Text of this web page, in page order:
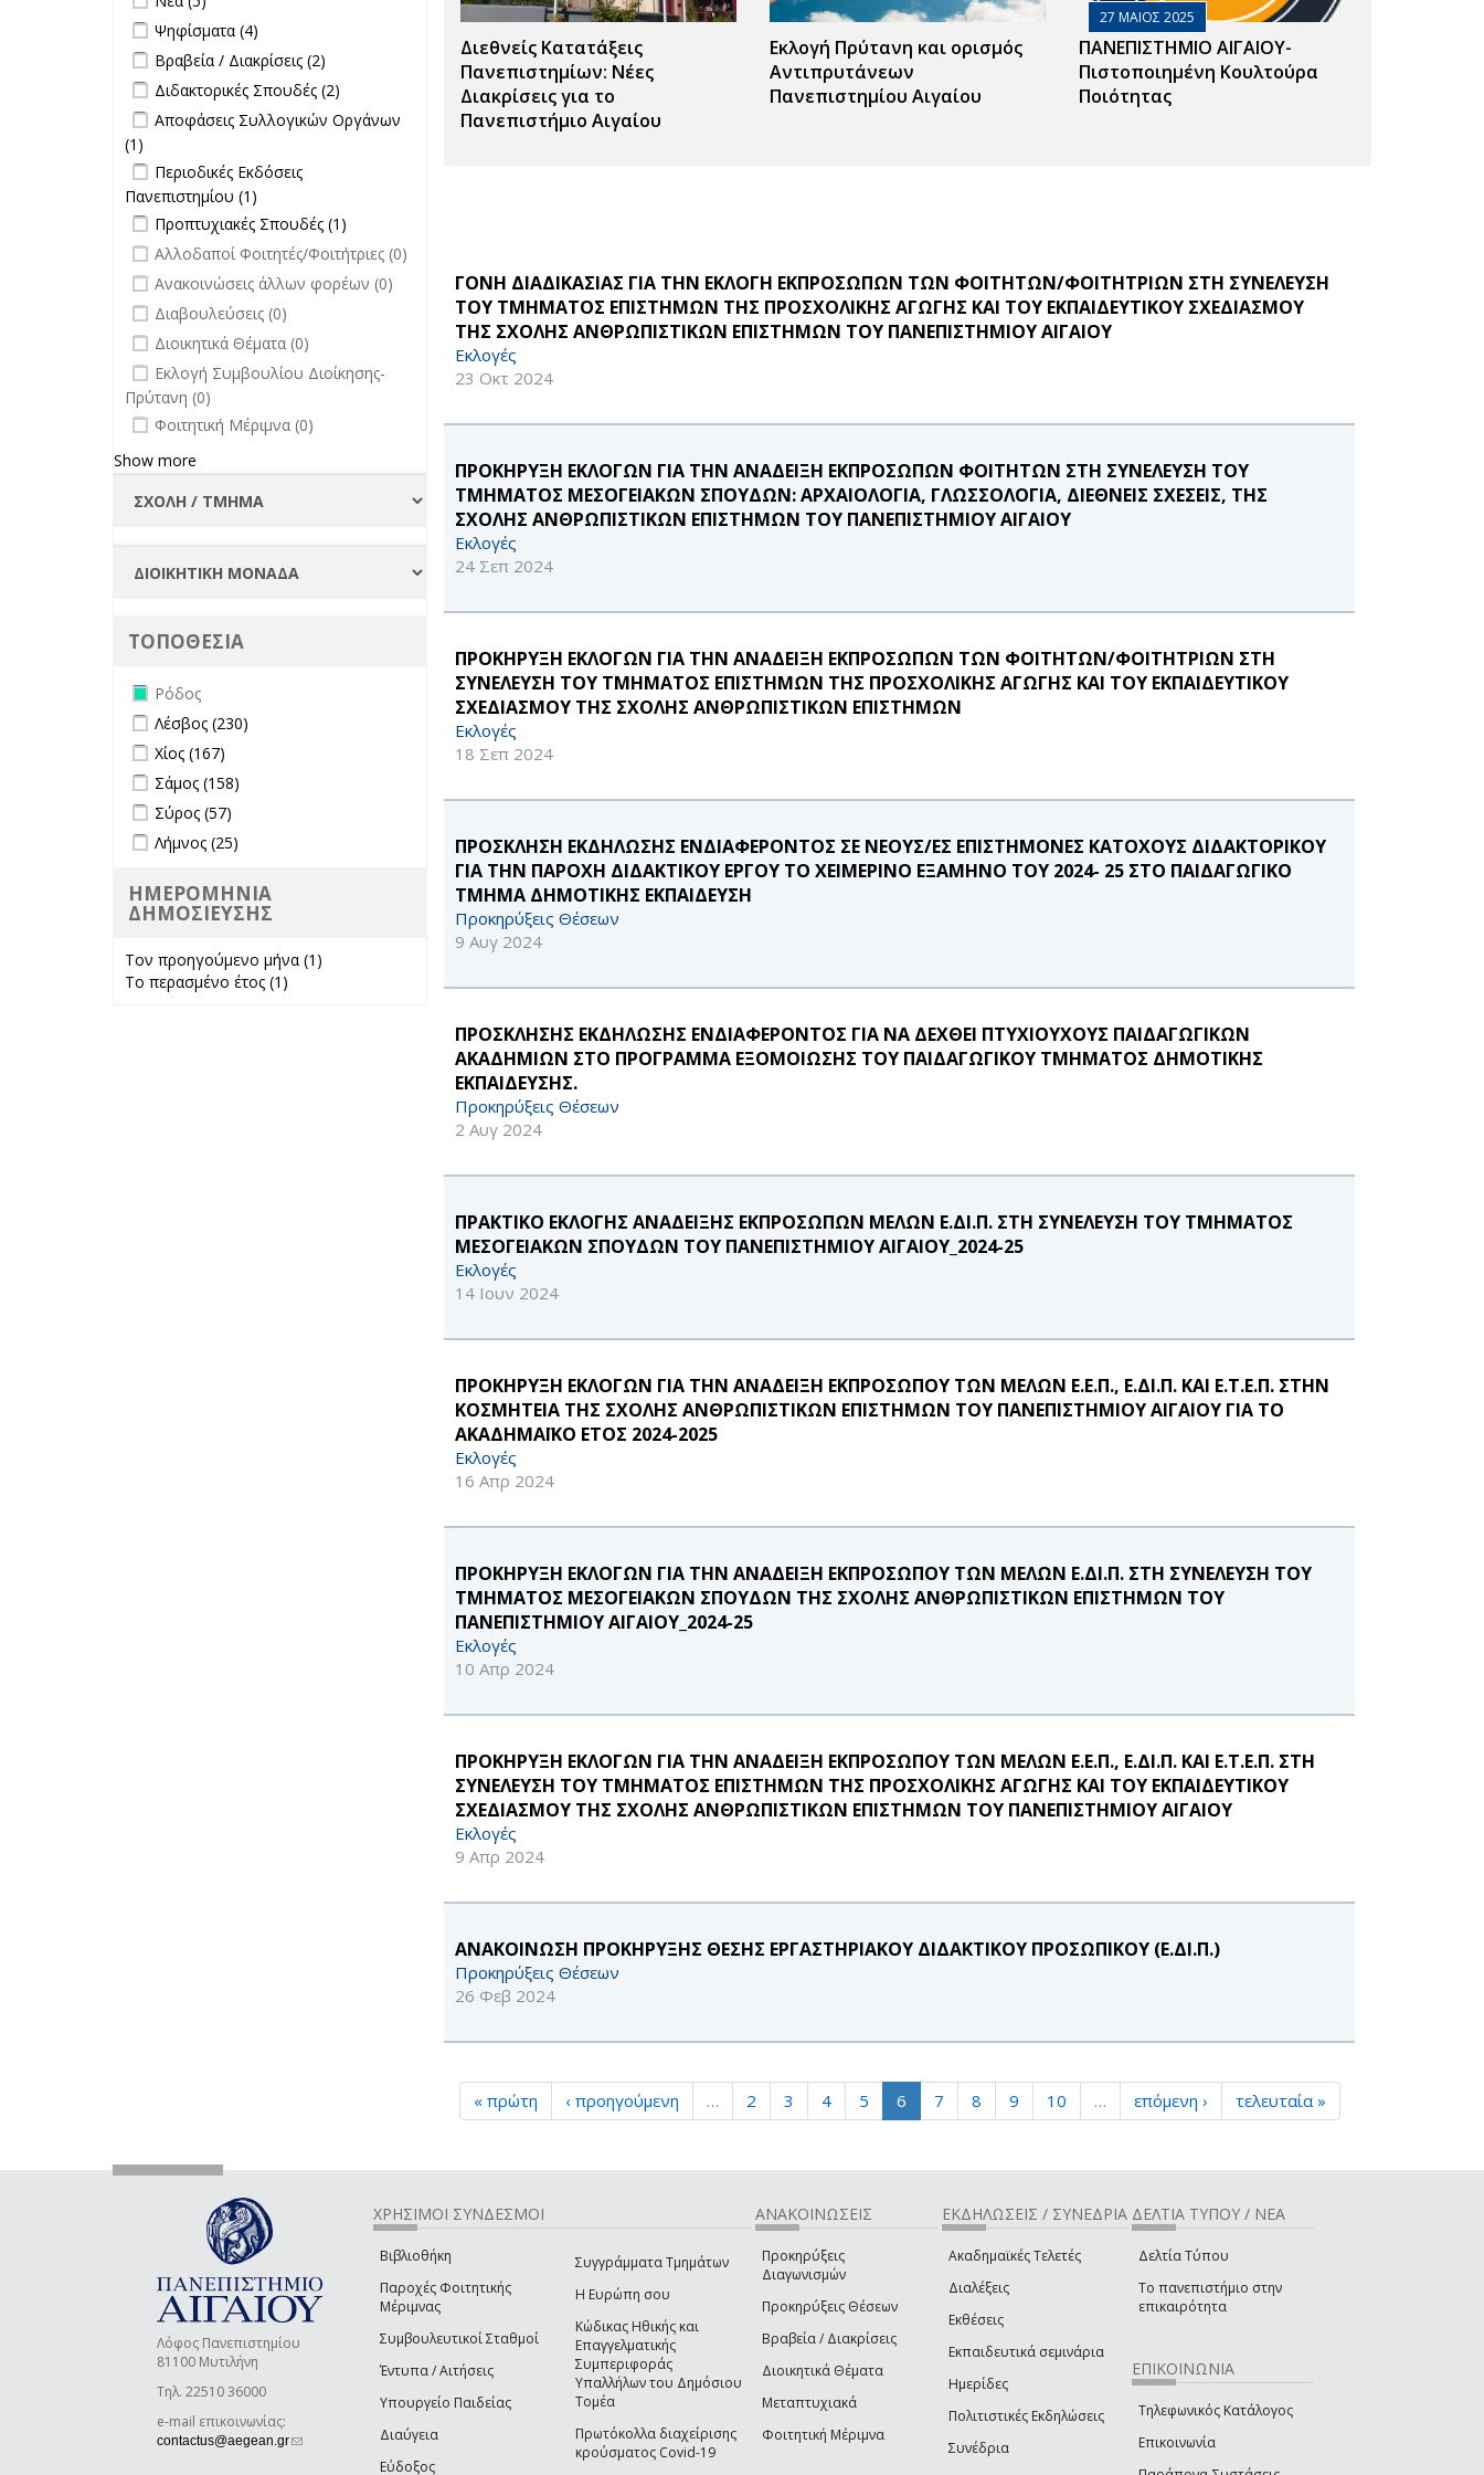
Διεθνείς Κατατάξεις
Πανεπιστημίων: Νέες
Διακρίσεις για το
Πανεπιστήμιο Αιγαίου
Εκλογή Πρύτανη και ορισμός
Αντιπρυτάνεων
Πανεπιστημίου Αιγαίου
27 ΜΑΙΟΣ 2025
ΠΑΝΕΠΙΣΤΗΜΙΟ ΑΙΓΑΙΟΥ-
Πιστοποιημένη Κουλτούρα
Ποιότητας
ΓΟΝΗ ΔΙΑΔΙΚΑΣΙΑΣ ΓΙΑ ΤΗΝ ΕΚΛΟΓΗ ΕΚΠΡΟΣΩΠΩΝ ΤΩΝ ΦΟΙΤΗΤΩΝ/ΦΟΙΤΗΤΡΙΩΝ ΣΤΗ ΣΥΝΕΛΕΥΣΗ
ΤΟΥ ΤΜΗΜΑΤΟΣ ΕΠΙΣΤΗΜΩΝ ΤΗΣ ΠΡΟΣΧΟΛΙΚΗΣ ΑΓΩΓΗΣ ΚΑΙ ΤΟΥ ΕΚΠΑΙΔΕΥΤΙΚΟΥ ΣΧΕΔΙΑΣΜΟΥ
ΤΗΣ ΣΧΟΛΗΣ ΑΝΘΡΩΠΙΣΤΙΚΩΝ ΕΠΙΣΤΗΜΩΝ ΤΟΥ ΠΑΝΕΠΙΣΤΗΜΙΟΥ ΑΙΓΑΙΟΥ
Εκλογές
23 Οκτ 2024
ΠΡΟΚΗΡΥΞΗ ΕΚΛΟΓΩΝ ΓΙΑ ΤΗΝ ΑΝΑΔΕΙΞΗ ΕΚΠΡΟΣΩΠΩΝ ΦΟΙΤΗΤΩΝ ΣΤΗ ΣΥΝΕΛΕΥΣΗ ΤΟΥ
ΤΜΗΜΑΤΟΣ ΜΕΣΟΓΕΙΑΚΩΝ ΣΠΟΥΔΩΝ: ΑΡΧΑΙΟΛΟΓΙΑ, ΓΛΩΣΣΟΛΟΓΙΑ, ΔΙΕΘΝΕΙΣ ΣΧΕΣΕΙΣ, ΤΗΣ
ΣΧΟΛΗΣ ΑΝΘΡΩΠΙΣΤΙΚΩΝ ΕΠΙΣΤΗΜΩΝ ΤΟΥ ΠΑΝΕΠΙΣΤΗΜΙΟΥ ΑΙΓΑΙΟΥ
Εκλογές
24 Σεπ 2024
ΠΡΟΚΗΡΥΞΗ ΕΚΛΟΓΩΝ ΓΙΑ ΤΗΝ ΑΝΑΔΕΙΞΗ ΕΚΠΡΟΣΩΠΩΝ ΤΩΝ ΦΟΙΤΗΤΩΝ/ΦΟΙΤΗΤΡΙΩΝ ΣΤΗ
ΣΥΝΕΛΕΥΣΗ ΤΟΥ ΤΜΗΜΑΤΟΣ ΕΠΙΣΤΗΜΩΝ ΤΗΣ ΠΡΟΣΧΟΛΙΚΗΣ ΑΓΩΓΗΣ ΚΑΙ ΤΟΥ ΕΚΠΑΙΔΕΥΤΙΚΟΥ
ΣΧΕΔΙΑΣΜΟΥ ΤΗΣ ΣΧΟΛΗΣ ΑΝΘΡΩΠΙΣΤΙΚΩΝ ΕΠΙΣΤΗΜΩΝ
Εκλογές
18 Σεπ 2024
ΠΡΟΣΚΛΗΣΗ ΕΚΔΗΛΩΣΗΣ ΕΝΔΙΑΦΕΡΟΝΤΟΣ ΣΕ ΝΕΟΥΣ/ΕΣ ΕΠΙΣΤΗΜΟΝΕΣ ΚΑΤΟΧΟΥΣ ΔΙΔΑΚΤΟΡΙΚΟΥ
ΓΙΑ ΤΗΝ ΠΑΡΟΧΗ ΔΙΔΑΚΤΙΚΟΥ ΕΡΓΟΥ ΤΟ ΧΕΙΜΕΡΙΝΟ ΕΞΑΜΗΝΟ ΤΟΥ 2024- 25 ΣΤΟ ΠΑΙΔΑΓΩΓΙΚΟ
ΤΜΗΜΑ ΔΗΜΟΤΙΚΗΣ ΕΚΠΑΙΔΕΥΣΗ
Προκηρύξεις Θέσεων
9 Αυγ 2024
ΠΡΟΣΚΛΗΣΗΣ ΕΚΔΗΛΩΣΗΣ ΕΝΔΙΑΦΕΡΟΝΤΟΣ ΓΙΑ ΝΑ ΔΕΧΘΕΙ ΠΤΥΧΙΟΥΧΟΥΣ ΠΑΙΔΑΓΩΓΙΚΩΝ
ΑΚΑΔΗΜΙΩΝ ΣΤΟ ΠΡΟΓΡΑΜΜΑ ΕΞΟΜΟΙΩΣΗΣ ΤΟΥ ΠΑΙΔΑΓΩΓΙΚΟΥ ΤΜΗΜΑΤΟΣ ΔΗΜΟΤΙΚΗΣ
ΕΚΠΑΙΔΕΥΣΗΣ.
Προκηρύξεις Θέσεων
2 Αυγ 2024
ΠΡΑΚΤΙΚΟ ΕΚΛΟΓΗΣ ΑΝΑΔΕΙΞΗΣ ΕΚΠΡΟΣΩΠΩΝ ΜΕΛΩΝ Ε.ΔΙ.Π. ΣΤΗ ΣΥΝΕΛΕΥΣΗ ΤΟΥ ΤΜΗΜΑΤΟΣ
ΜΕΣΟΓΕΙΑΚΩΝ ΣΠΟΥΔΩΝ ΤΟΥ ΠΑΝΕΠΙΣΤΗΜΙΟΥ ΑΙΓΑΙΟΥ_2024-25
Εκλογές
14 Ιουν 2024
ΠΡΟΚΗΡΥΞΗ ΕΚΛΟΓΩΝ ΓΙΑ ΤΗΝ ΑΝΑΔΕΙΞΗ ΕΚΠΡΟΣΩΠΟΥ ΤΩΝ ΜΕΛΩΝ Ε.Ε.Π., Ε.ΔΙ.Π. ΚΑΙ Ε.Τ.Ε.Π. ΣΤΗΝ
ΚΟΣΜΗΤΕΙΑ ΤΗΣ ΣΧΟΛΗΣ ΑΝΘΡΩΠΙΣΤΙΚΩΝ ΕΠΙΣΤΗΜΩΝ ΤΟΥ ΠΑΝΕΠΙΣΤΗΜΙΟΥ ΑΙΓΑΙΟΥ ΓΙΑ ΤΟ
ΑΚΑΔΗΜΑΪΚΟ ΕΤΟΣ 2024-2025
Εκλογές
16 Απρ 2024
ΠΡΟΚΗΡΥΞΗ ΕΚΛΟΓΩΝ ΓΙΑ ΤΗΝ ΑΝΑΔΕΙΞΗ ΕΚΠΡΟΣΩΠΟΥ ΤΩΝ ΜΕΛΩΝ Ε.ΔΙ.Π. ΣΤΗ ΣΥΝΕΛΕΥΣΗ ΤΟΥ
ΤΜΗΜΑΤΟΣ ΜΕΣΟΓΕΙΑΚΩΝ ΣΠΟΥΔΩΝ ΤΗΣ ΣΧΟΛΗΣ ΑΝΘΡΩΠΙΣΤΙΚΩΝ ΕΠΙΣΤΗΜΩΝ ΤΟΥ
ΠΑΝΕΠΙΣΤΗΜΙΟΥ ΑΙΓΑΙΟΥ_2024-25
Εκλογές
10 Απρ 2024
ΠΡΟΚΗΡΥΞΗ ΕΚΛΟΓΩΝ ΓΙΑ ΤΗΝ ΑΝΑΔΕΙΞΗ ΕΚΠΡΟΣΩΠΟΥ ΤΩΝ ΜΕΛΩΝ Ε.Ε.Π., Ε.ΔΙ.Π. ΚΑΙ Ε.Τ.Ε.Π. ΣΤΗ
ΣΥΝΕΛΕΥΣΗ ΤΟΥ ΤΜΗΜΑΤΟΣ ΕΠΙΣΤΗΜΩΝ ΤΗΣ ΠΡΟΣΧΟΛΙΚΗΣ ΑΓΩΓΗΣ ΚΑΙ ΤΟΥ ΕΚΠΑΙΔΕΥΤΙΚΟΥ
ΣΧΕΔΙΑΣΜΟΥ ΤΗΣ ΣΧΟΛΗΣ ΑΝΘΡΩΠΙΣΤΙΚΩΝ ΕΠΙΣΤΗΜΩΝ ΤΟΥ ΠΑΝΕΠΙΣΤΗΜΙΟΥ ΑΙΓΑΙΟΥ
Εκλογές
9 Απρ 2024
ΑΝΑΚΟΙΝΩΣΗ ΠΡΟΚΗΡΥΞΗΣ ΘΕΣΗΣ ΕΡΓΑΣΤΗΡΙΑΚΟΥ ΔΙΔΑΚΤΙΚΟΥ ΠΡΟΣΩΠΙΚΟΥ (Ε.ΔΙ.Π.)
Προκηρύξεις Θέσεων
26 Φεβ 2024
« πρώτη ‹ προηγούμενη … 2 3 4 5 6 7 8 9 10 … επόμενη › τελευταία »
Apply Ψηφίσματα filter
Ψηφίσματα (4)
Apply Βραβεία / Διακρίσεις filter
Βραβεία / Διακρίσεις (2)
Διακρίσεις
filter
Apply Διδακτορικές Σπουδές filter
Διδακτορικές Σπουδές (2)
Σπουδές
Apply Αποφάσεις Συλλογικών
Οργάνων filter
Αποφάσεις Συλλογικών Οργάνων
(1)
Οργάνων filter
Apply Περιοδικές Εκδόσεις
Πανεπιστημίου filter
Περιοδικές Εκδόσεις
Πανεπιστημίου (1)
Εκδόσεις
Πανεπιστημίου filter
Apply Προπτυχιακές Σπουδές filter
Προπτυχιακές Σπουδές (1)
Σπουδές filter
undefined
Αλλοδαποί Φοιτητές/Φοιτήτριες (0)
undefined
Ανακοινώσεις άλλων φορέων (0)
undefined
Διαβουλεύσεις (0)
undefined
Διοικητικά Θέματα (0)
undefined
Εκλογή Συμβουλίου Διοίκησης-
Πρύτανη (0)
undefined
Φοιτητική Μέριμνα (0)
Show more
ΤΟΠΟΘΕΣΙΑ
Remove Ρόδος filter
Ρόδος
Apply Λέσβος filter
Λέσβος (230)
Apply Χίος filter
Χίος (167)
Apply Σάμος filter
Σάμος (158)
Apply Σύρος filter
Σύρος (57)
Apply Λήμνος filter
Λήμνος (25)
ΗΜΕΡΟΜΗΝΙΑ
ΔΗΜΟΣΙΕΥΣΗΣ
Τον προηγούμενο μήνα (1)
Το περασμένο έτος (1)
Λόφος Πανεπιστημίου
81100 Μυτιλήνη
Τηλ. 22510 36000
e-mail επικοινωνίας:
contactus@aegean.gr(link sends e-mail)
ΧΡΗΣΙΜΟΙ ΣΥΝΔΕΣΜΟΙ
Βιβλιοθήκη
Παροχές Φοιτητικής
Μέριμνας
Συμβουλευτικοί Σταθμοί
Έντυπα / Αιτήσεις
Υπουργείο Παιδείας
Διαύγεια
Εύδοξος
Συγγράμματα Τμημάτων
Η Ευρώπη σου
Κώδικας Ηθικής και
Επαγγελματικής
Συμπεριφοράς
Υπαλλήλων του Δημόσιου
Τομέα
Πρωτόκολλα διαχείρισης
κρούσματος Covid-19
ΑΝΑΚΟΙΝΩΣΕΙΣ
Προκηρύξεις
Διαγωνισμών
Προκηρύξεις Θέσεων
Βραβεία / Διακρίσεις
Διοικητικά Θέματα
Μεταπτυχιακά
Φοιτητική Μέριμνα
ΕΚΔΗΛΩΣΕΙΣ / ΣΥΝΕΔΡΙΑ
Ακαδημαϊκές Τελετές
Διαλέξεις
Εκθέσεις
Εκπαιδευτικά σεμινάρια
Ημερίδες
Πολιτιστικές Εκδηλώσεις
Συνέδρια
ΔΕΛΤΙΑ ΤΥΠΟΥ / ΝΕΑ
Δελτία Τύπου
Το πανεπιστήμιο στην
επικαιρότητα
ΕΠΙΚΟΙΝΩΝΙΑ
Τηλεφωνικός Κατάλογος
Επικοινωνία